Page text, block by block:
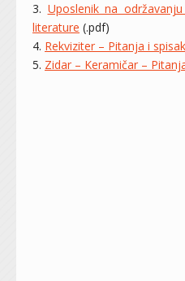
3. Uposlenik na
literature (.pdf)
4. Rekviziter – Pitanja i
5. Zidar – Keramičar –